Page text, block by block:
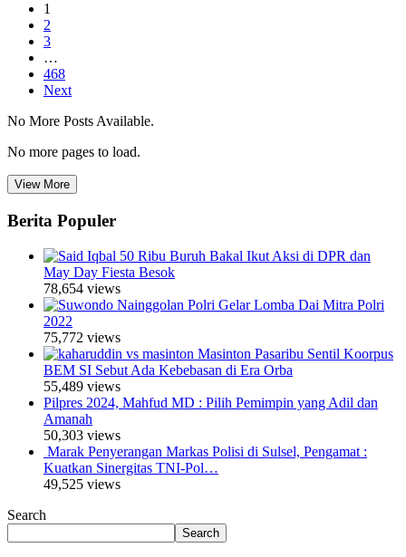
1
2
3
…
468
Next
No More Posts Available.
No more pages to load.
View More
Berita Populer
50 Ribu Buruh Bakal Ikut Aksi di DPR dan
May Day Fiesta Besok
78,654 views
Polri Gelar Lomba Dai Mitra Polri
2022
75,772 views
Masinton Pasaribu Sentil Koorpus
BEM SI Sebut Ada Kebebasan di Era Orba
55,489 views
Pilpres 2024, Mahfud MD : Pilih Pemimpin yang Adil dan
Amanah
50,303 views
Marak Penyerangan Markas Polisi di Sulsel, Pengamat :
Kuatkan Sinergitas TNI-Pol…
49,525 views
Search
Search